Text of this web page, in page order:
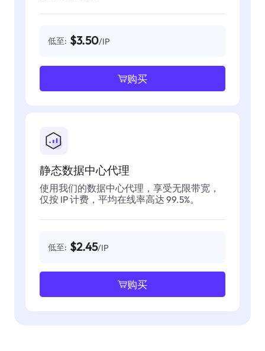
低至: $3.50/IP
购买
静态数据中心代理
使用我们的数据中心代理，享受无限带宽，
仅按 IP 计费，平均在线率高达 99.5%。
低至: $2.45/IP
购买